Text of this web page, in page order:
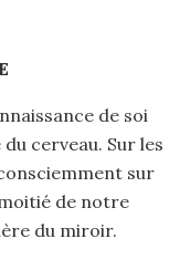
de soi
cerveau. Sur les
sur
de notre
du miroir.